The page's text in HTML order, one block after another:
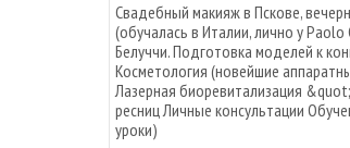
Свадебный макияж в Пскове,
(обучалась в Италии, лично у
Белуччи. Подготовка моделей к
Косметология (новейшие
Лазерная биоревитализация
ресниц Личные консультации
уроки)